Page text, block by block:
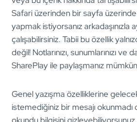
Safari üzerinden bir sayfa
yapmak istiyorsanız arkadaşınızla
çalışabilirsiniz. Tabii bu özellik
değil! Notlarınızı, sunumlarınızı ve
SharePlay ile paylaşmanız
Genel yazışma özelliklerine
istemediğiniz bir mesajı